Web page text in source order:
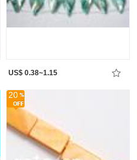
US$ 0.38~1.15
20